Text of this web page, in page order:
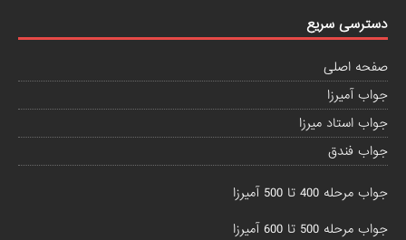
دسترسی سریع
صفحه اصلی
جواب آمیرزا
جواب استاد میرزا
جواب فندق
جواب مرحله 400 تا 500 آمیرزا
جواب مرحله 500 تا 600 آمیرزا